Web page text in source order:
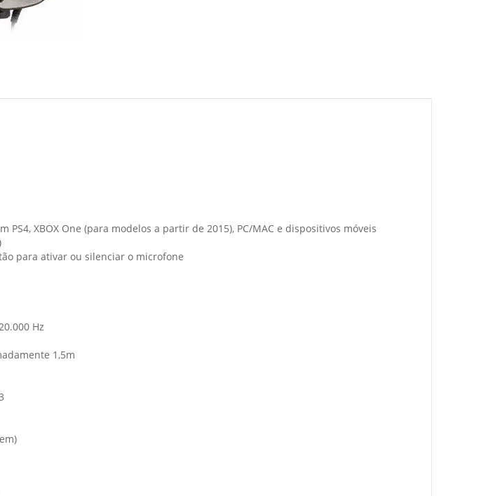
XBOX One (para modelos a partir de 2015), PC/MAC e dispositivos móveis
para ativar ou silenciar o microfone
Hz
1,5m